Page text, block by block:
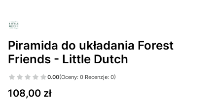
Piramida do układania Forest
Friends - Little Dutch
0.00(Oceny: 0 Recenzje: 0)
Cena
108,00 zł